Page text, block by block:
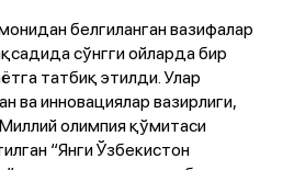
белгиланган вазифалар
сўнгги ойларда бир
татбиқ этилди. Улар
ва инновациялар вазирлиги,
олимпия қўмитаси
“Янги Ўзбекистон